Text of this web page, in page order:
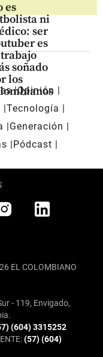
es
ni
ser
es
soñado
los
Opinión
Tecnología
Generación
Pódcast
EL COLOMBIANO
- 119, Envigado,
(604) 3315252
(57) (604)